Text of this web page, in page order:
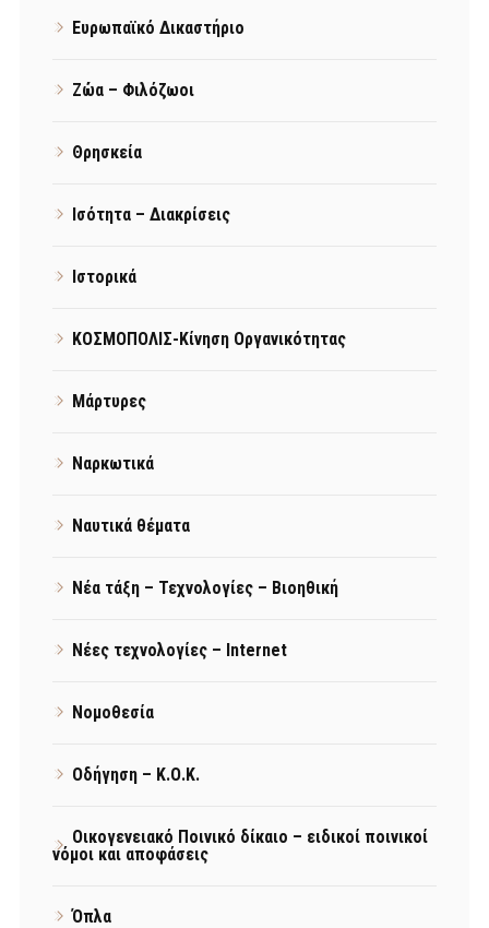
Ευρωπαϊκό Δικαστήριο
Ζώα – Φιλόζωοι
Θρησκεία
Ισότητα – Διακρίσεις
Ιστορικά
ΚΟΣΜΟΠΟΛΙΣ-Κίνηση Οργανικότητας
Μάρτυρες
Ναρκωτικά
Ναυτικά θέματα
Νέα τάξη – Τεχνολογίες – Βιοηθική
Νέες τεχνολογίες – Internet
Νομοθεσία
Οδήγηση – Κ.Ο.Κ.
Οικογενειακό Ποινικό δίκαιο – ειδικοί ποινικοί
νόμοι και αποφάσεις
Όπλα